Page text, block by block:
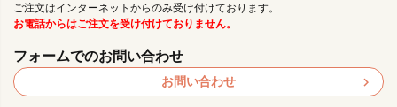
ご注文はインターネットからのみ受け付けております。
お電話からはご注文を受け付けておりません。
フォームでのお問い合わせ
お問い合わせ